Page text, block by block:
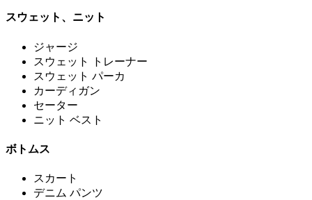
スウェット、ニット
ジャージ
スウェット トレーナー
スウェット パーカ
カーディガン
セーター
ニット ベスト
ボトムス
スカート
デニム パンツ